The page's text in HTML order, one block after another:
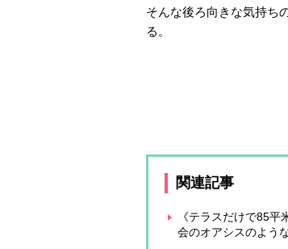
そんな後ろ向きな気持ち
る。
関連記事
《テラスだけで85
会のオアシスのよう